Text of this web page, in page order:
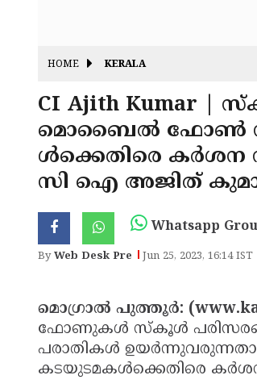
HOME KERALA
CI Ajith Kumar |
മൊബൈല്‍ ഫോണ്‍
ള്‍ക്കെതിരെ കര്‍ശന
സി ഐ അജിത്
Whatsapp
ByWeb Desk Pre Jun 25, 2023, 16:14 IST
മൊഗ്രാല്‍ പുത്തൂര്‍:
ഫോണുകള്‍ സ്‌കൂള്‍
പരാതികള്‍
കടയുടമകള്‍ക്കെതിരെ